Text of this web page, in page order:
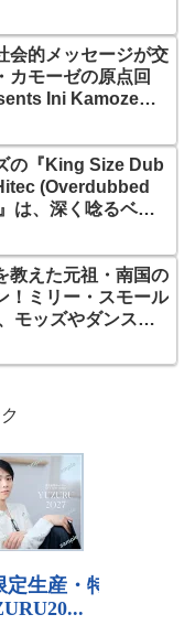
』！これは単な
境界線を越えて響き
咆哮だ
会的メッセージが交
カモーゼの原点回
Ini Kamoze』
レゲエの本質を鮮や
の『King Size Dub
(Overdubbed
は、深く唸るベー
！これは、国境もジ
ローバル・グルー
教えた元祖・南国の
！ミリー・スモール
モッズやダンスフ
My Boy